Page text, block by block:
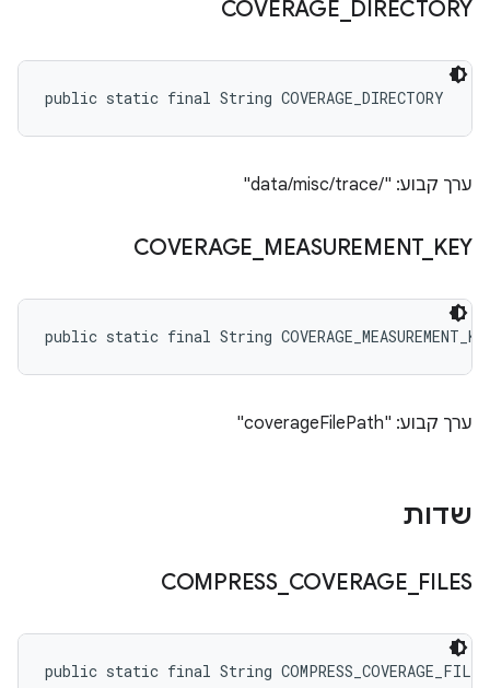
COVERAGE DIRECTORY
public static final String COVERAGE_DIRECTORY
ערך קבוע: "/data/misc/trace"
COVERAGE MEASUREMENT_ KEY
public static final String
ערך קבוע: "coverageFilePath"
שדות
COMPRESS_ COVERAGE FILES
public static final String COMPRESS_COVERAGE_FILES